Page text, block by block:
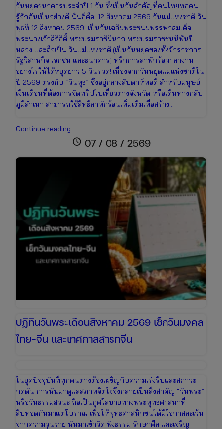
วันหยุดธนาคารประจำปี 1 วัน ซึ่งเป็นวันสำคัญที่คนไทยทุกคน
รู้จักกันเป็นอย่างดี นั่นก็คือ: 12 สิงหาคม 2569 วันแม่แห่งชาติ วัน
พุธที่ 12 สิงหาคม 2569: เป็นวันเฉลิมพระชนมพรรษาสมเด็จ
พระนางเจ้าสิริกิติ์ พระบรมราชินีนาถ พระบรมราชชนนีพันปี
หลวง และถือเป็น วันแม่แห่งชาติ (เป็นวันหยุดของทั้งข้าราชการ
รัฐวิสาหกิจ เอกชน และธนาคาร) ทริกการลาพักร้อน: ลางาน
อย่างไรให้ได้หยุดยาว 5 วันรวด! เนื่องจากวันหยุดแม่แห่งชาติใน
ปี 2569 ตรงกับ “วันพุธ” ซึ่งอยู่กลางสัปดาห์พอดี สำหรับมนุษย์
เงินเดือนที่ต้องการจัดทริปไปเที่ยวต่างจังหวัด หรือเดินทางกลับ
ภูมิลำเนา สามารถใช้สิทธิลาพักร้อนเพิ่มเติมเพื่อสร้าง…
Continue reading
ปฏิทิน
วัน
หยุด
ยาว
เตรียม
ตัว
schedule 07 / 08 / 2569
ปฏิทินวันพระเดือนสิงหาคม 2569 เช็กวันมงคล
ไทย-จีน และเทศกาลสารทจีน
ในยุคปัจจุบันที่ทุกคนต่างต้องเผชิญกับความเร่งรีบและสภาวะ
กดดัน การหันมาดูแลสภาพจิตใจจึงกลายเป็นสิ่งสำคัญ “วันพระ”
หรือวันธรรมสวนะ ถือเป็นกุศโลบายทางพระพุทธศาสนาที่
สืบทอดกันมาแต่โบราณ เพื่อให้พุทธศาสนิกชนได้มีโอกาสละเว้น
จากความวุ่นวาย หันมาเข้าวัด ฟังธรรม รักษาศีล และเจริญ